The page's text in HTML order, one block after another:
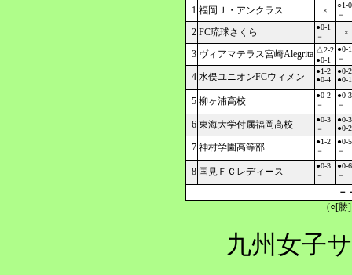
1 福岡Ｊ・アンクラス ×
○1-0
－
2 FC琉球さくら
●0-1
－
×
3 ヴィアマテラス宮崎Alegrita △2-2
●0-1
●0-1
－
4 水俣ユニオンFCウィメン
●1-2
●0-4
●0-2
●0-1
5 柳ヶ浦高校
●0-2
－
●0-3
－
6 東海大学付属福岡高校
●0-3
－
●0-3
●0-2
7 神村学園高等部
●1-2
－
●0-5
－
8 国見ＦＣレディース
●0-3
－
●0-6
－
－
(○[勝
九州女子